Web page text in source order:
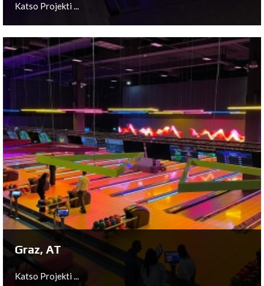
Katso Projekti ...
Almelo, NL
Katso Projekti ...
Graz, AT
Katso Projekti ...